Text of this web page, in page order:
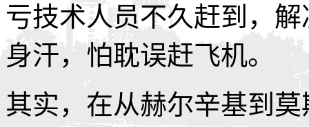
亏技术人员不久赶到，
身汗，怕耽误赶飞机。
其实，在从赫尔辛基到